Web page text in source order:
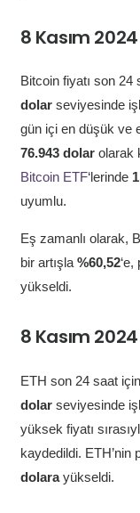
8 Kasım
Bitcoin fiyatı son 24
dolarseviyesinde
gün içi en düşük ve
76.943 dolarolarak
Bitcoin ETF‘lerinde
uyumlu.
Eş zamanlı olarak,
bir artışla %60,52
yükseldi.
8 Kasım
ETH son 24 saat
dolarseviyesinde
yüksek fiyatı
kaydedildi. ETH’nin
dolarayükseldi.